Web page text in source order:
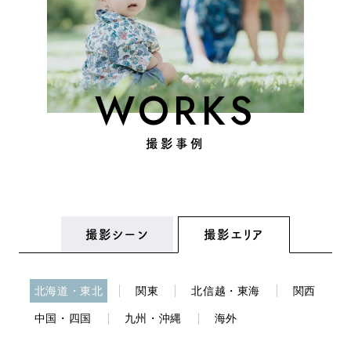
WORKS
撮影事例
撮影シーン 撮影エリア
北海道・東北 関東 北信越・東海 関西
中国・四国 九州・沖縄 海外